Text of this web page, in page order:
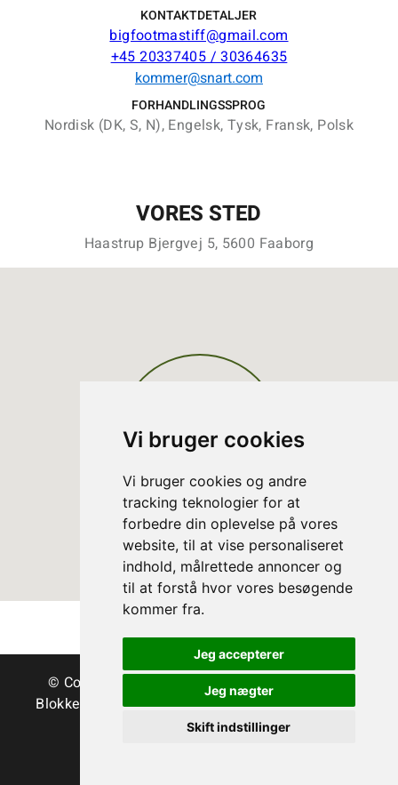
Vi bruger cookies
Vi bruger cookies og andre
tracking teknologier for at
forbedre din oplevelse på vores
website, til at vise personaliseret
indhold, målrettede annoncer og
til at forstå hvor vores besøgende
kommer fra.
Jeg accepterer
Jeg nægter
Skift indstillinger
KONTAKTDETALJER
bigfootmastiff@gmail.com
+45 20337405 / 30364635
kommer@snart.com
FORHANDLINGSSPROG
Nordisk (DK, S, N), Engelsk, Tysk, Fransk, Polsk
VORES STED
Haastrup Bjergvej 5, 5600 Faaborg
© Copyright Danske Juletræer - Træer & grønt
Blokken 15 | DK-3460 Birkerød | Tlf.:45 35 24 12|
info@christmastree.dk